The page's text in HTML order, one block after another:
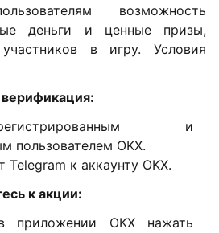
возможность
деньги и ценные призы,
в игру. Условия
и
пользователем OKX.
Telegram к аккаунту OKX.
к акции:
OKX нажать